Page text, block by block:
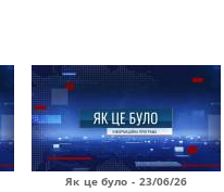
Як це було - 23/06/26